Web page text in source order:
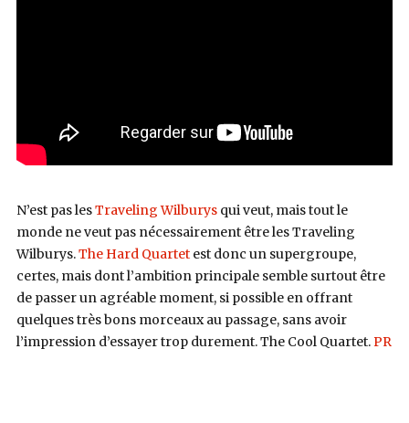
N’est pas lesTraveling Wilburysqui veut, mais tout le
monde ne veut pas nécessairement être les Traveling
Wilburys.The Hard Quartetest donc un supergroupe,
certes, mais dont l’ambition principale semble surtout être
de passer un agréable moment, si possible en offrant
quelques très bons morceaux au passage, sans avoir
l’impression d’essayer trop durement. The Cool Quartet.PR